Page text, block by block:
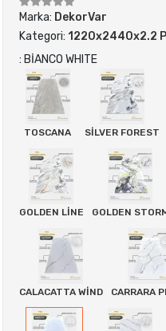
Marka: DekorVar
Kategori: 1220x2440x2.2
: BİANCO WHITE
TOSCANA SİLVER FOREST
GOLDEN LİNE GOLDEN
CALACATTA WİND CARRARA